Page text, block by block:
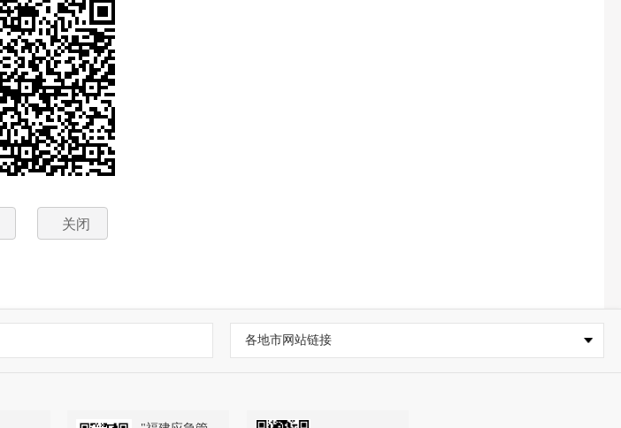
关闭
各地市网站链接